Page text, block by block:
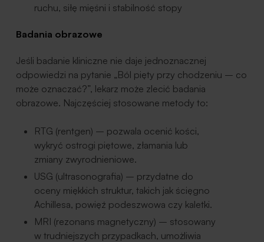
ruchu, siłę mięśni i stabilność stopy
Badania obrazowe
Jeśli badanie kliniczne nie daje jednoznacznej
odpowiedzi na pytanie „Ból pięty przy chodzeniu – co
może oznaczać?”, lekarz może zlecić badania
obrazowe. Najczęściej stosowane metody to:
RTG (rentgen) – pozwala ocenić kości,
wykryć ostrogi piętowe, złamania lub
zmiany zwyrodnieniowe.
USG (ultrasonografia) – przydatne do
oceny miękkich struktur, takich jak ścięgno
Achillesa, powięź podeszwowa czy kaletki.
MRI (rezonans magnetyczny) – stosowany
w trudniejszych przypadkach, umożliwia